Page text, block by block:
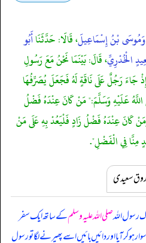
وَمُوسَى بْنُ إِسْمَاعِيلَ، قَالَا: حَدَّثَنَاأَبُو
الْخُدْرِيِّ، قَالَ: بَيْنَمَا نَحْنُ مَعَ رَسُولِ
جَاءَ رَجُلٌ عَلَى نَاقَةٍ لَهُ فَجَعَلَ يُصَرِّفُهَا
اللَّهُ عَلَيْهِ وَسَلَّمَ:" مَنْ كَانَ عِنْدَهُ فَضْلُ
كَانَ عِنْدَهُ فَضْلُ زَادٍ فَلْيَعُدْ بِهِ عَلَى مَنْ
مِنَّا فِي الْفَضْلِ".
سعیدی
رسول اللہصلی اللہ علیہ وسلمکے ساتھ ایک سفر
ہو کر آیا اور دائیں بائیں اسے پھیرنے لگا تو رسول